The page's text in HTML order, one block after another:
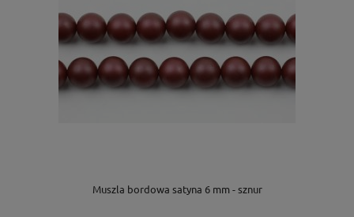
Muszla bordowa satyna 6 mm - sznur